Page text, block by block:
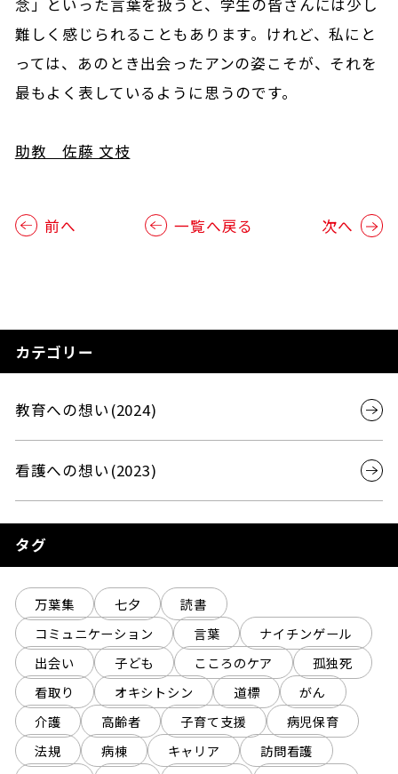
念」といった言葉を扱うと、学生の皆さんには少し
難しく感じられることもあります。けれど、私にと
っては、あのとき出会ったアンの姿こそが、それを
最もよく表しているように思うのです。
助教 佐藤 文枝
前へ 一覧へ戻る 次へ
カテゴリー
教育への想い(2024)
看護への想い(2023)
タグ
万葉集 七夕
読書
コミュニケーション
言葉
ナイチンゲール
出会い
子ども こころのケア
孤独死
看取り
オキシトシン 道標
がん
介護
高齢者 子育て支援
病児保育
法規
病棟 キャリア
訪問看護